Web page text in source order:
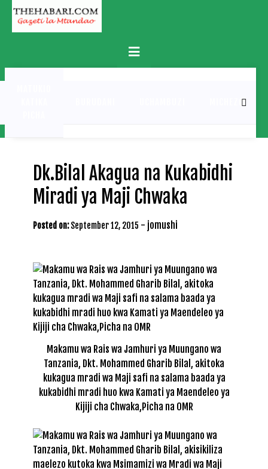
Skip
content
Primary
Menu
MICHEZO
Dk.Bilal Akagua na Kukabidhi
Miradi ya Maji Chwaka
Posted on: September 12, 2015 - jomushi
Makamu wa Rais wa Jamhuri ya Muungano wa
Tanzania, Dkt. Mohammed Gharib Bilal, akitoka
kukagua mradi wa Maji safi na salama baada ya
kukabidhi mradi huo kwa Kamati ya Maendeleo ya
Kijiji cha Chwaka,Picha na OMR